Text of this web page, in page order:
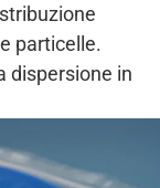
particelle.
dispersione in